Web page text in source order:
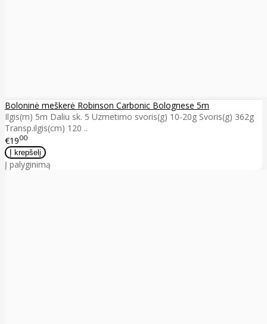
Boloninė meškerė Robinson Carbonic Bolognese 5m
Ilgis(m) 5m Daliu sk. 5 Uzmetimo svoris(g) 10-20g Svoris(g) 362g
Transp.ilgis(cm) 120 ..
€1900
Į palyginimą